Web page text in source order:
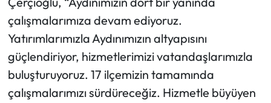
çalışmalarımıza devam ediyoruz.
Yatırımlarımızla Aydınımızın altyapısını
güçlendiriyor, hizmetlerimizi vatandaşlarımızla
buluşturuyoruz. 17 ilçemizin tamamında
çalışmalarımızı sürdüreceğiz. Hizmetle büyüyen